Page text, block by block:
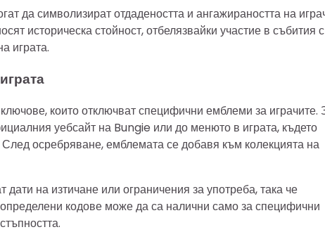
да символизират отдадеността и ангажираността на
историческа стойност, отбелязвайки участие в събития с
играта.
които отключват специфични емблеми за играчите.
уебсайт на Bungie или до менюто в играта, където
осребряване, емблемата се добавя към колекцията на
на изтичане или ограничения за употреба, така че
кодове може да са налични само за специфични